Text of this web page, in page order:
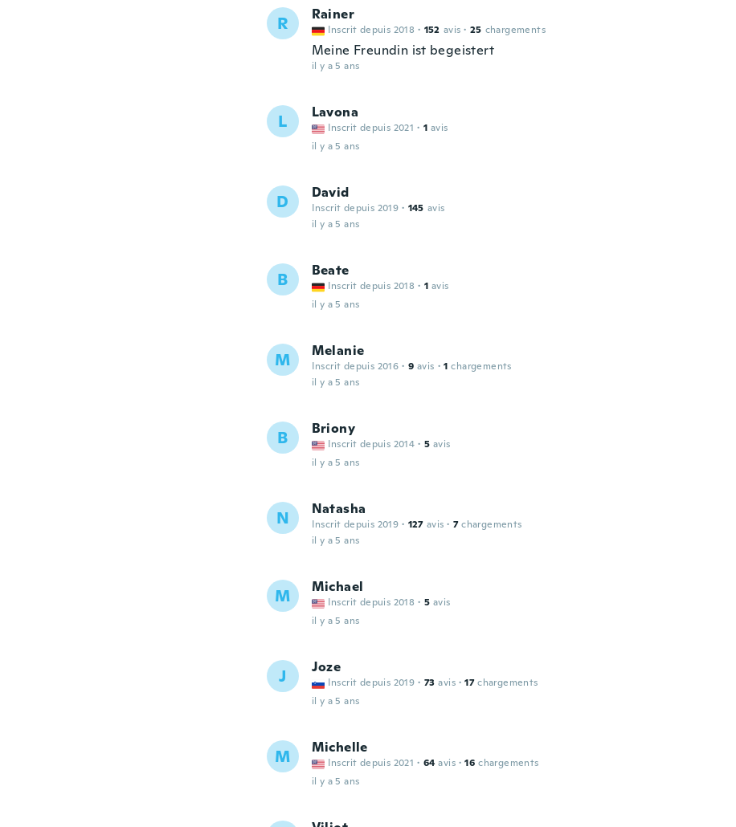
R Rainer
Inscrit depuis 2018 · 152 avis · 25 chargements
Meine Freundin ist begeistert
il y a 5 ans
L Lavona
Inscrit depuis 2021 · 1 avis
il y a 5 ans
D David
Inscrit depuis 2019 · 145 avis
il y a 5 ans
B Beate
Inscrit depuis 2018 · 1 avis
il y a 5 ans
M Melanie
Inscrit depuis 2016 · 9 avis · 1 chargements
il y a 5 ans
B Briony
Inscrit depuis 2014 · 5 avis
il y a 5 ans
N Natasha
Inscrit depuis 2019 · 127 avis · 7 chargements
il y a 5 ans
M Michael
Inscrit depuis 2018 · 5 avis
il y a 5 ans
J Joze
Inscrit depuis 2019 · 73 avis · 17 chargements
il y a 5 ans
M Michelle
Inscrit depuis 2021 · 64 avis · 16 chargements
il y a 5 ans